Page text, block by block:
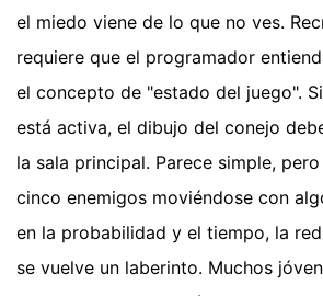
el miedo viene de lo que no ves.
requiere que el programador
el concepto de "estado del juego".
está activa, el dibujo del conejo
la sala principal. Parece simple,
cinco enemigos moviéndose con
en la probabilidad y el tiempo, la
se vuelve un laberinto. Muchos